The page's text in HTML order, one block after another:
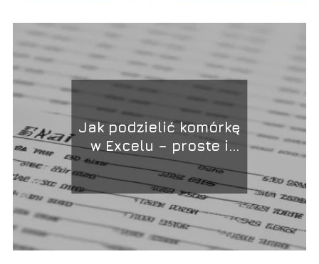
Jak podzielić komórkę
w Excelu – proste i
skuteczne metody